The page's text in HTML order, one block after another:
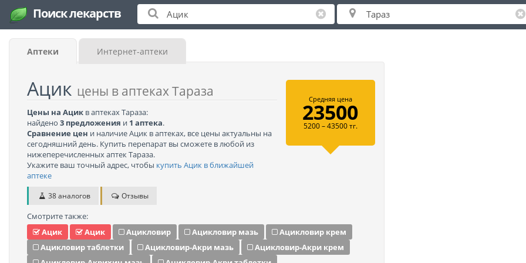
Поиск лекарств
Аптеки Интернет-аптеки
Ацик цены в аптеках Тараза
Цены на Ацик в аптеках Тараза:
найдено 3 предложения и 1 аптека.
Сравнение цен и наличие Ацик в аптеках, все цены актуальны на
сегодняшний день. Купить перепарат вы сможете в любой из
нижеперечисленных аптек Тараза.
Укажите ваш точный адрес, чтобы купить Ацик в ближайшей
аптеке
38 аналогов Отзывы
Средняя цена
23500
5200 – 43500 тг.
Смотрите также:
Ацик
Ацик Ацикловир Ацикловир мазь
Ацикловир крем
Ацикловир таблетки
Ацикловир-Акри мазь
Ацикловир-Акри крем